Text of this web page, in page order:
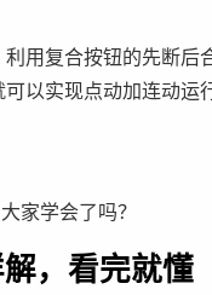
用复合按钮的先断
以实现点动加连动运
家学会了吗？
，看完就懂